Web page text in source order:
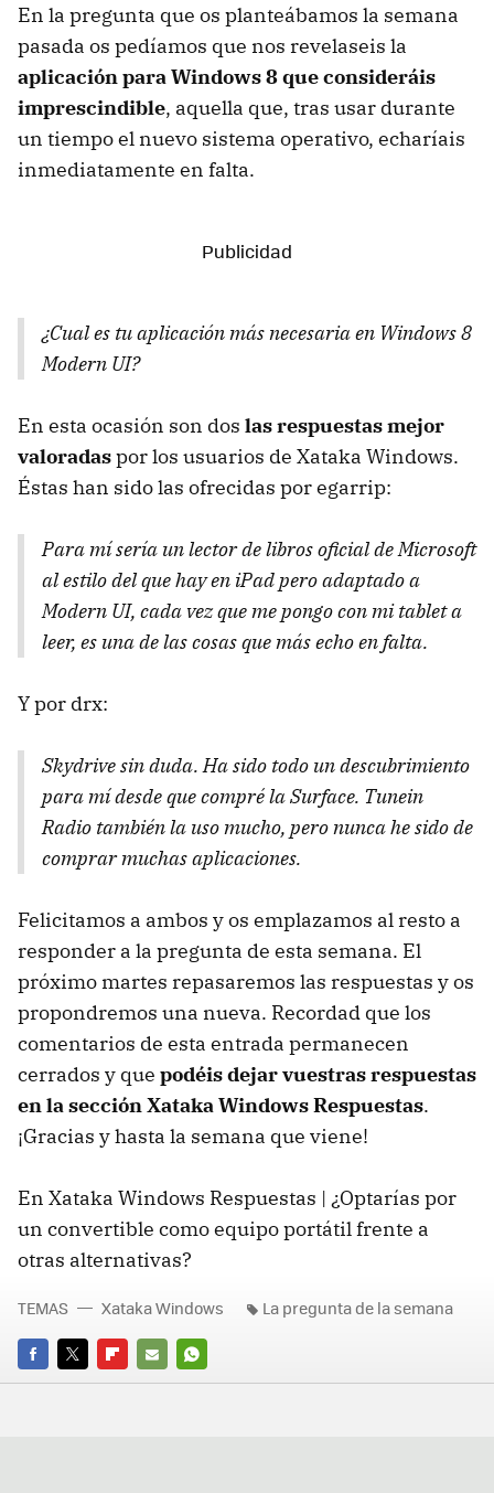
En la pregunta que os planteábamos la semana
pasada os pedíamos que nos revelaseis la
aplicación para Windows 8 que consideráis
imprescindible, aquella que, tras usar durante
un tiempo el nuevo sistema operativo, echaríais
inmediatamente en falta.
¿Cual es tu aplicación más necesaria en Windows 8
Modern UI?
En esta ocasión son dos las respuestas mejor
valoradaspor los usuarios de Xataka Windows.
Éstas han sido las ofrecidas por egarrip:
Para mí sería un lector de libros oficial de Microsoft
al estilo del que hay en iPad pero adaptado a
Modern UI, cada vez que me pongo con mi tablet a
leer, es una de las cosas que más echo en falta.
Y por drx:
Skydrive sin duda. Ha sido todo un descubrimiento
para mí desde que compré la Surface. Tunein
Radio también la uso mucho, pero nunca he sido de
comprar muchas aplicaciones.
Felicitamos a ambos y os emplazamos al resto a
responder a la pregunta de esta semana. El
próximo martes repasaremos las respuestas y os
propondremos una nueva. Recordad que los
comentarios de esta entrada permanecen
cerrados y que podéis dejar vuestras respuestas
en la sección Xataka Windows Respuestas.
¡Gracias y hasta la semana que viene!
En Xataka Windows Respuestas | ¿Optarías por
un convertible como equipo portátil frente a
otras alternativas?
FACEBOOK
TWITTERFLIPBOARD
E-
WHATSAPP
TEMAS Xataka Windows La pregunta de la semana